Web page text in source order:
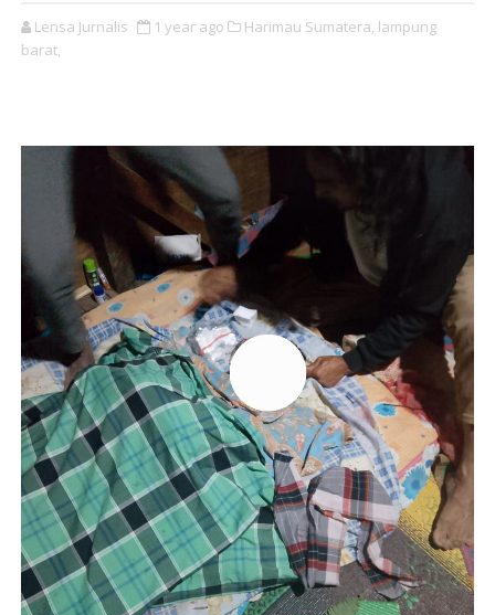
Lensa Jurnalis 1 year ago Harimau Sumatera, lampung
barat,